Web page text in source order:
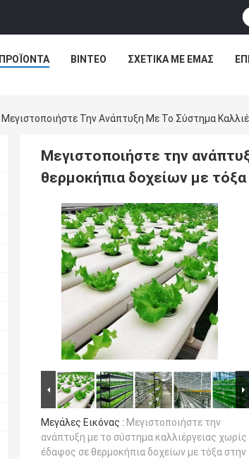
ΠΡΟΪΌΝΤΑ ΒΊΝΤΕΟ ΣΧΕΤΙΚΆ ΜΕ ΕΜΆΣ
Μεγιστοποιήστε Την Ανάπτυξη Με Το Σύστημα
Μεγιστοποιήστε την
θερμοκήπια δοχείων με
Μεγάλες Εικόνας : Μεγιστοποιήστε την
ανάπτυξη με το σύστημα καλλιέργειας χωρίς
έδαφος σε θερμοκήπια δοχείων με τόξα στην